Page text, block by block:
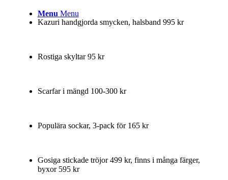
Menu Menu
Kazuri handgjorda smycken, halsband 995 kr
Rostiga skyltar 95 kr
Scarfar i mängd 100-300 kr
Populära sockar, 3-pack för 165 kr
Gosiga stickade tröjor 499 kr, finns i många färger,
byxor 595 kr